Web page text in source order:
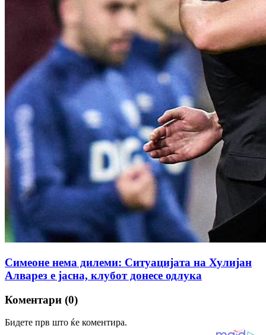
Симеоне нема дилеми: Ситуацијата на Хулијан
Алварез е јасна, клубот донесе одлука
Коментари (0)
Бидете прв што ќе коментира.